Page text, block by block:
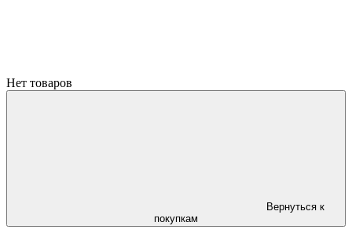
Нет товаров
Вернуться к
покупкам